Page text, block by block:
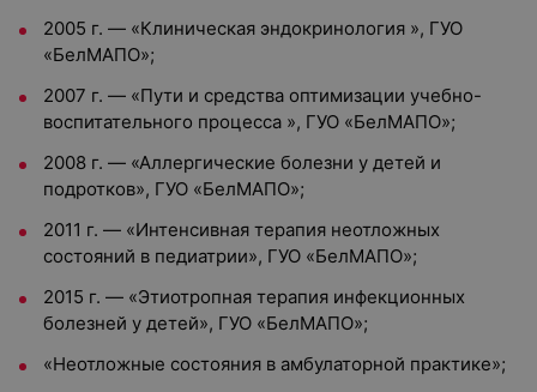
2005 г. — «Клиническая эндокринология », ГУО
«БелМАПО»;
2007 г. — «Пути и средства оптимизации учебно-
воспитательного процесса », ГУО «БелМАПО»;
2008 г. — «Аллергические болезни у детей и
подротков», ГУО «БелМАПО»;
2011 г. — «Интенсивная терапия неотложных
состояний в педиатрии», ГУО «БелМАПО»;
2015 г. — «Этиотропная терапия инфекционных
болезней у детей», ГУО «БелМАПО»;
«Неотложные состояния в амбулаторной практике»;